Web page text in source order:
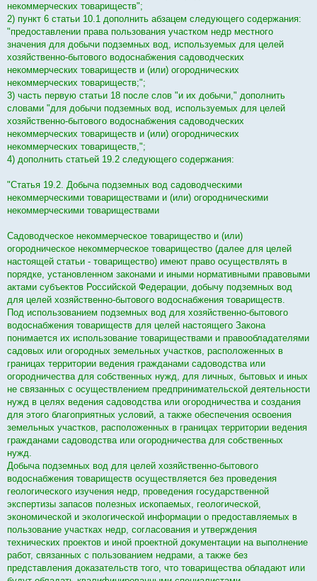
некоммерческих товариществ";
2) пункт 6 статьи 10.1 дополнить абзацем следующего содержания:
"предоставлении права пользования участком недр местного
значения для добычи подземных вод, используемых для целей
хозяйственно-бытового водоснабжения садоводческих
некоммерческих товариществ и (или) огороднических
некоммерческих товариществ;";
3) часть первую статьи 18 после слов "и их добычи," дополнить
словами "для добычи подземных вод, используемых для целей
хозяйственно-бытового водоснабжения садоводческих
некоммерческих товариществ и (или) огороднических
некоммерческих товариществ,";
4) дополнить статьей 19.2 следующего содержания:
"Статья 19.2. Добыча подземных вод садоводческими
некоммерческими товариществами и (или) огородническими
некоммерческими товариществами
Садоводческое некоммерческое товарищество и (или)
огородническое некоммерческое товарищество (далее для целей
настоящей статьи - товарищество) имеют право осуществлять в
порядке, установленном законами и иными нормативными правовыми
актами субъектов Российской Федерации, добычу подземных вод
для целей хозяйственно-бытового водоснабжения товариществ.
Под использованием подземных вод для хозяйственно-бытового
водоснабжения товариществ для целей настоящего Закона
понимается их использование товариществами и правообладателями
садовых или огородных земельных участков, расположенных в
границах территории ведения гражданами садоводства или
огородничества для собственных нужд, для личных, бытовых и иных
не связанных с осуществлением предпринимательской деятельности
нужд в целях ведения садоводства или огородничества и создания
для этого благоприятных условий, а также обеспечения освоения
земельных участков, расположенных в границах территории ведения
гражданами садоводства или огородничества для собственных
нужд.
Добыча подземных вод для целей хозяйственно-бытового
водоснабжения товариществ осуществляется без проведения
геологического изучения недр, проведения государственной
экспертизы запасов полезных ископаемых, геологической,
экономической и экологической информации о предоставляемых в
пользование участках недр, согласования и утверждения
технических проектов и иной проектной документации на выполнение
работ, связанных с пользованием недрами, а также без
представления доказательств того, что товарищества обладают или